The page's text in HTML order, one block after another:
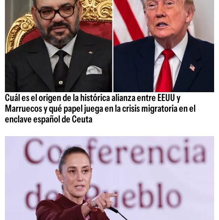
Cuál es el origen de la histórica alianza entre EEUU y
Marruecos y qué papel juega en la crisis migratoria en el
enclave español de Ceuta